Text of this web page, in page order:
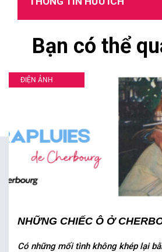
Bạn có thể
ĐIỆN ẢNH
NHỮNG CHIẾC Ô Ở
Có những mối tình không khép lại